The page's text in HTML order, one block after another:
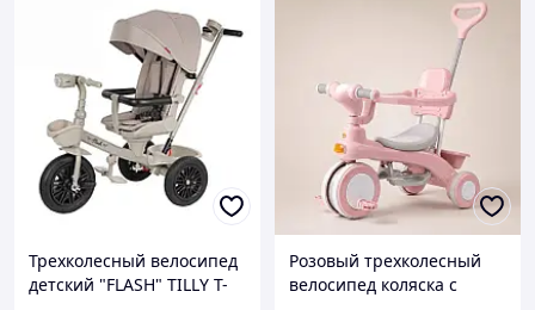
Трехколесный велосипед
детский "FLASH" TILLY T-
Розовый трехколесный
велосипед коляска с